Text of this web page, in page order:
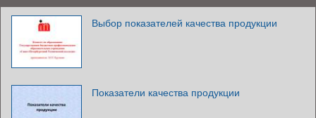
Выбор показателей качества продукции
Показатели качества продукции